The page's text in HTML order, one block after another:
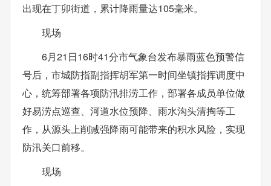
出现在丁卯街道，累计降雨量达105毫米。
现场
6月21日16时41分市气象台发布暴雨蓝色预警信
号后，市城防指副指挥胡军第一时间坐镇指挥调度中
心，统筹部署各项防汛排涝工作，部署各成员单位做
好易涝点巡查、河道水位预降、雨水沟头清掏等工
作，从源头上削减强降雨可能带来的积水风险，实现
防汛关口前移。
现场